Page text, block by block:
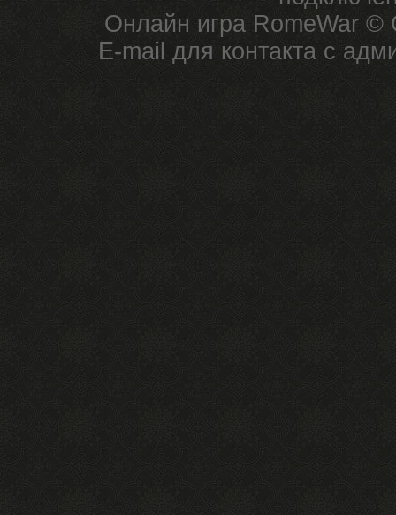
Онлайн игра RomeWar ©
E-mail для контакта с